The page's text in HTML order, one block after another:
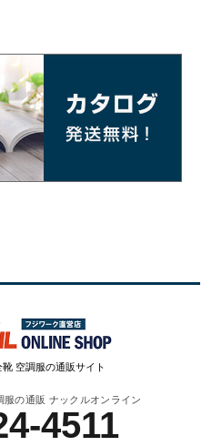
空調服の通販サイト
の通販 ナックルオンライン
4511